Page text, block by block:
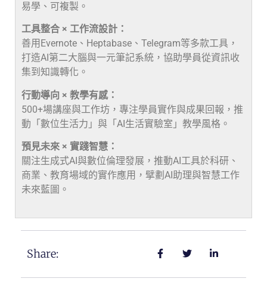
易學、可複製。
工具整合 × 工作流設計：
善用Evernote、Heptabase、Telegram等多款工具，
打造AI第二大腦與一元筆記系統，協助學員從資訊收
集到知識轉化。
行動導向 × 教學有感：
500+場講座與工作坊，專注學員實作與成果回報，推
動「數位生活力」與「AI生活實驗室」教學風格。
預見未來 × 實踐智慧：
關注生成式AI與數位倫理發展，推動AI工具於科研、
商業、教育場域的實作應用，擘劃AI助理與智慧工作
未來藍圖。
Share: